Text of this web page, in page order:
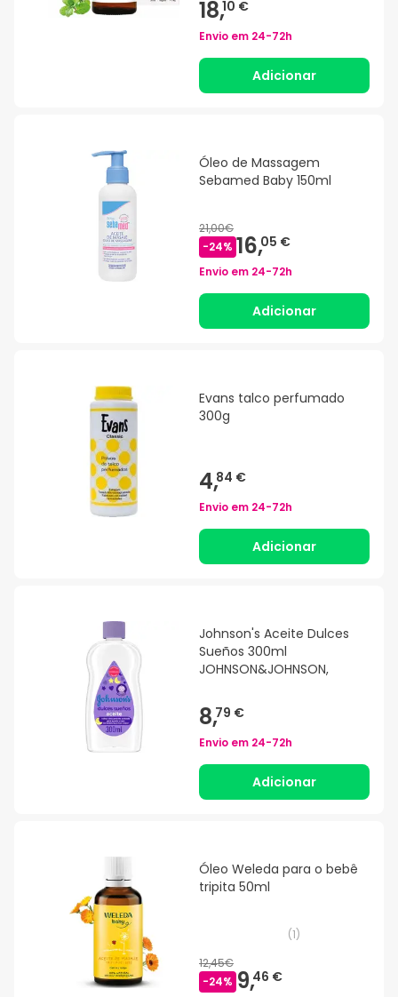
18,10 €
Envio em 24-72h
Adicionar
Óleo de Massagem
Sebamed Baby 150ml
21,00€
-24% 16,05 €
Envio em 24-72h
Adicionar
Evans talco perfumado
300g
4,84 €
Envio em 24-72h
Adicionar
Johnson's Aceite Dulces
Sueños 300ml
JOHNSON&JOHNSON,
8,79 €
Envio em 24-72h
Adicionar
Óleo Weleda para o bebê
tripita 50ml
(1)
12,45€
-24% 9,46 €